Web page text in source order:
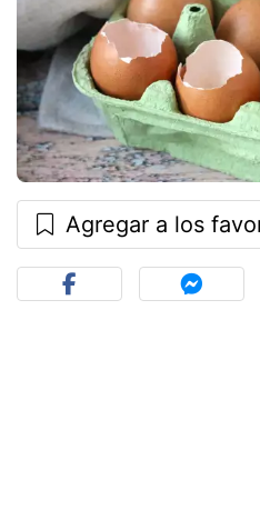
Agregar a los